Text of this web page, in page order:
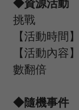
◆資源活動
挑戰
【活動時間
【活動內容
數翻倍
◆隨機事件